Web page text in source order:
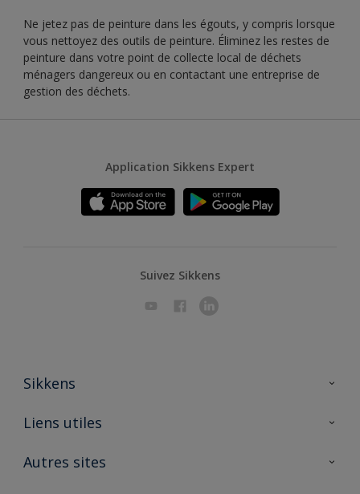
Ne jetez pas de peinture dans les égouts, y compris lorsque
vous nettoyez des outils de peinture. Éliminez les restes de
peinture dans votre point de collecte local de déchets
ménagers dangereux ou en contactant une entreprise de
gestion des déchets.
Application Sikkens Expert
Suivez Sikkens
Sikkens
A propos de Sikkens
Liens utiles
Ouvrir un magasin PASS
Autres sites